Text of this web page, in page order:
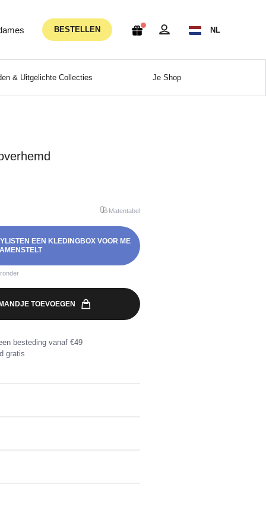
BESTELLEN NL
& Uitgelichte Collecties Je Shop
Matentabel
EEN KLEDINGBOX VOOR ME
TOEVOEGEN
besteding vanaf €49
gratis